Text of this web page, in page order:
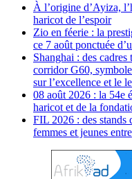
À l’origine d’Ayiza,
haricot de l’espoir
Zio en féerie : la
ce 7 août ponctuée
Shanghai : des
corridor G60,
sur l’excellence et le
08 août 2026 : la 54e
haricot et de la
FIL 2026 : des stands
femmes et jeunes